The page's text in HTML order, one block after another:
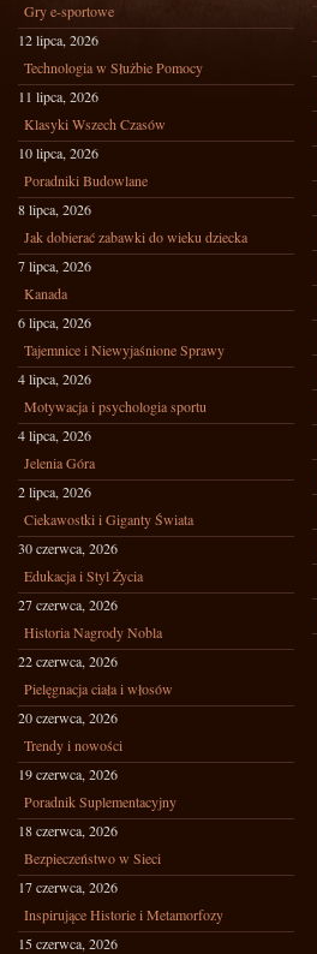
Gry e-sportowe
12 lipca, 2026
Technologia w Służbie Pomocy
11 lipca, 2026
Klasyki Wszech Czasów
10 lipca, 2026
Poradniki Budowlane
8 lipca, 2026
Jak dobierać zabawki do wieku dziecka
7 lipca, 2026
Kanada
6 lipca, 2026
Tajemnice i Niewyjaśnione Sprawy
4 lipca, 2026
Motywacja i psychologia sportu
4 lipca, 2026
Jelenia Góra
2 lipca, 2026
Ciekawostki i Giganty Świata
30 czerwca, 2026
Edukacja i Styl Życia
27 czerwca, 2026
Historia Nagrody Nobla
22 czerwca, 2026
Pielęgnacja ciała i włosów
20 czerwca, 2026
Trendy i nowości
19 czerwca, 2026
Poradnik Suplementacyjny
18 czerwca, 2026
Bezpieczeństwo w Sieci
17 czerwca, 2026
Inspirujące Historie i Metamorfozy
15 czerwca, 2026